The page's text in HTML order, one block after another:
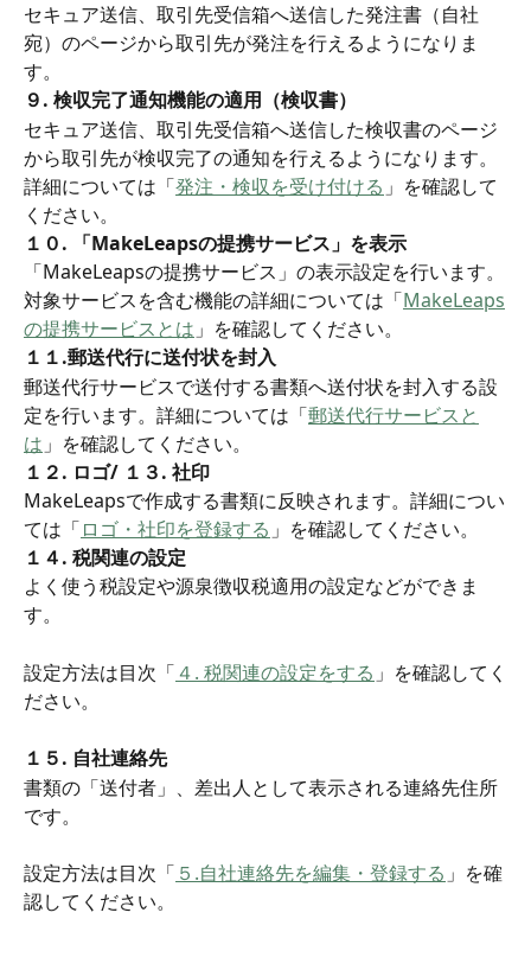
セキュア送信、取引先受信箱へ送信した発注書（自社
宛）のページから取引先が発注を行えるようになりま
す。
９. 検収完了通知機能の適用（検収書）
セキュア送信、取引先受信箱へ送信した検収書のページ
から取引先が検収完了の通知を行えるようになります。
詳細については「発注・検収を受け付ける 」を確認して
ください。
１０. 「MakeLeapsの提携サービス」を表示
「MakeLeapsの提携サービス」の表示設定を行います。
対象サービスを含む機能の詳細については「MakeLeaps
の提携サービスとは 」を確認してください。
１１.郵送代行に送付状を封入
郵送代行サービスで送付する書類へ送付状を封入する設
定を行います。詳細については「郵送代行サービスと
は 」を確認してください。
１２. ロゴ/ １３. 社印
MakeLeapsで作成する書類に反映されます。詳細につい
ては「ロゴ・社印を登録する 」を確認してください。
１４. 税関連の設定
よく使う税設定や源泉徴収税適用の設定などができま
す。
設定方法は目次「４. 税関連の設定をする 」を確認してく
ださい。
１５. 自社連絡先
書類の「送付者」、差出人として表示される連絡先住所
です。
設定方法は目次「 ５.自社連絡先を編集・登録する 」を確
認してください。